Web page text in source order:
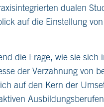
dualen
auf die Einstellung von
die Frage, wie sie sich
der Verzahnung von
auf den Kern der